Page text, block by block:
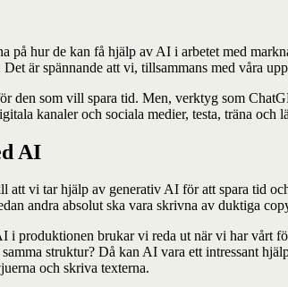
på hur de kan få hjälp av AI i arbetet med
är spännande att vi, tillsammans med våra
den som vill spara tid. Men, verktyg som
kanaler och sociala medier, testa, träna och
AI
att vi tar hjälp av generativ AI för att spara tid
andra absolut ska vara skrivna av duktiga
i produktionen brukar vi reda ut när vi har vårt
struktur? Då kan AI vara ett intressant
och skriva texterna.